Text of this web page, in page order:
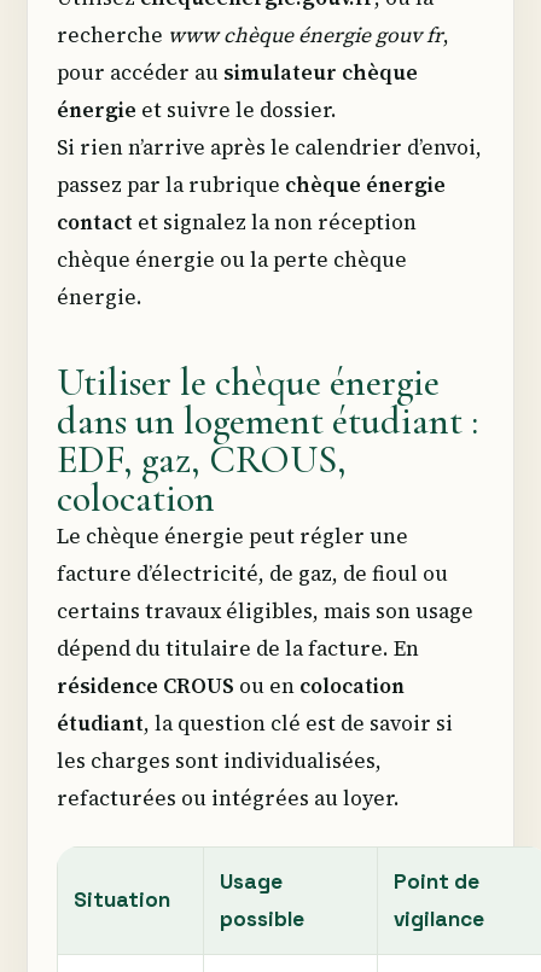
recherche www chèque énergie gouv fr,
pour accéder au simulateur chèque
énergie et suivre le dossier.
Si rien n’arrive après le calendrier d’envoi,
passez par la rubrique chèque énergie
contact et signalez la non réception
chèque énergie ou la perte chèque
énergie.
Utiliser le chèque énergie
dans un logement étudiant :
EDF, gaz, CROUS,
colocation
Le chèque énergie peut régler une
facture d’électricité, de gaz, de fioul ou
certains travaux éligibles, mais son usage
dépend du titulaire de la facture. En
résidence CROUS ou en colocation
étudiant, la question clé est de savoir si
les charges sont individualisées,
refacturées ou intégrées au loyer.
Situation
Usage
possible
Point de
vigilance